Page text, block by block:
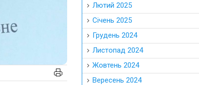
Лютий 2025
Січень 2025
Грудень 2024
Листопад 2024
Жовтень 2024
Вересень 2024